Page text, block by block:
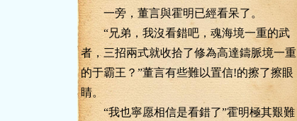
一旁，董言與霍明已經看呆了。
“兄弟，我沒看錯吧，魂海境一重的武
者，三招兩式就收拾了修為高達鑄脈境一重
的于霸王？”董言有些難以置信!的擦了擦眼
睛。
“我也寧愿相信是看錯了”霍明極其艱難